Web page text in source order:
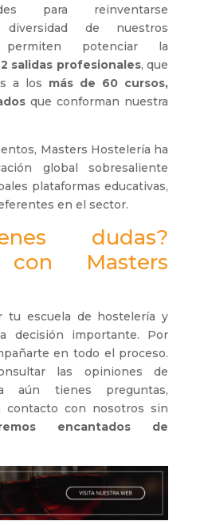
para reinventarse
diversidad de nuestros
potenciar la
salidas profesionales, que
a los más de 60 cursos,
que conforman nuestra
Masters Hostelería ha
global sobresaliente
plataformas educativas,
en el sector.
dudas?
con Masters
tu escuela de hostelería y
decisión importante. Por
en todo el proceso.
las opiniones de
aún tienes preguntas,
contacto con nosotros sin
encantados de